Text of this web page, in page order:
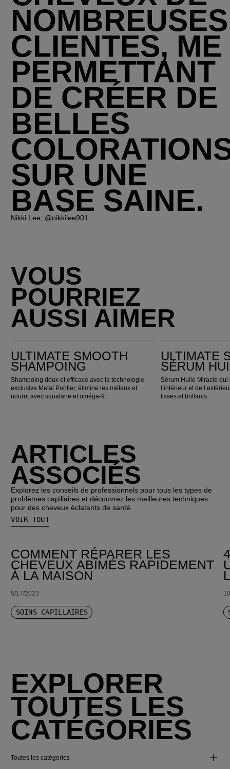
NOMBREUSES
CLIENTES, ME
PERMETTANT
DE CRÉER DE
BELLES
SUR UNE
BASE SAINE.
Nikki Lee, @nikkilee901
VOUS
POURRIEZ
AUSSI AIMER
ULTIMATE SMOOTH
SHAMPOING
Shampoing doux et efficace avec la technologie
exclusive Metal Purifier, élimine les métaux et
nourrit avec squalane et oméga-9.
ULTIMATE
SÉRUM
Sérum Huile Miracle
l’intérieur et de
lisses et brillants.
ARTICLES
ASSOCIÉS
Explorez les conseils de professionnels pour tous les types de
problèmes capillaires et découvrez les meilleures techniques
pour des cheveux éclatants de santé.
VOIR TOUT
COMMENT RÉPARER LES
CHEVEUX ABÎMÉS RAPIDEMENT
À LA MAISON
5/17/2023
SOINS CAPILLAIRES
EXPLORER
TOUTES LES
CATÉGORIES
Toutes les catégories